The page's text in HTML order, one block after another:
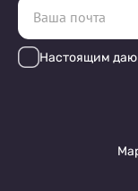
Настоящим даю